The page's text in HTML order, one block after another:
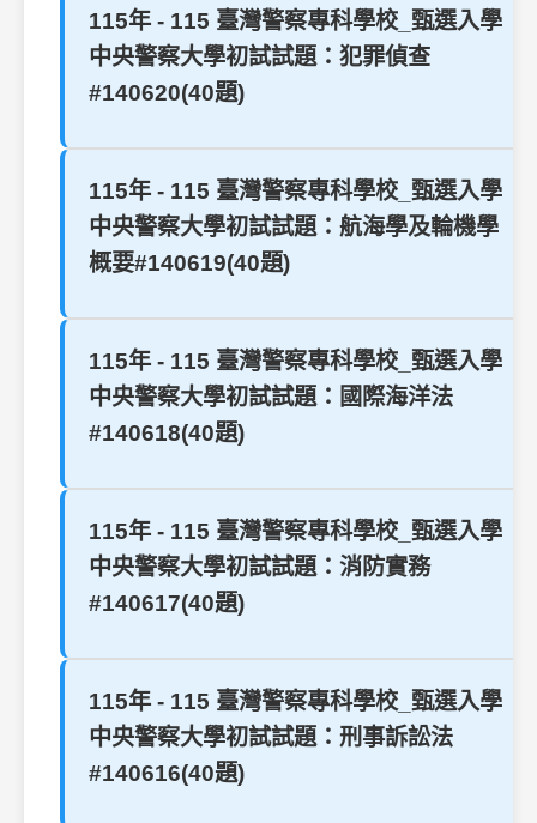
115年 - 115 臺灣警察專科學校_甄選入學
中央警察大學初試試題：犯罪偵查
#140620(40題)
115年 - 115 臺灣警察專科學校_甄選入學
中央警察大學初試試題：航海學及輪機學
概要#140619(40題)
115年 - 115 臺灣警察專科學校_甄選入學
中央警察大學初試試題：國際海洋法
#140618(40題)
115年 - 115 臺灣警察專科學校_甄選入學
中央警察大學初試試題：消防實務
#140617(40題)
115年 - 115 臺灣警察專科學校_甄選入學
中央警察大學初試試題：刑事訴訟法
#140616(40題)